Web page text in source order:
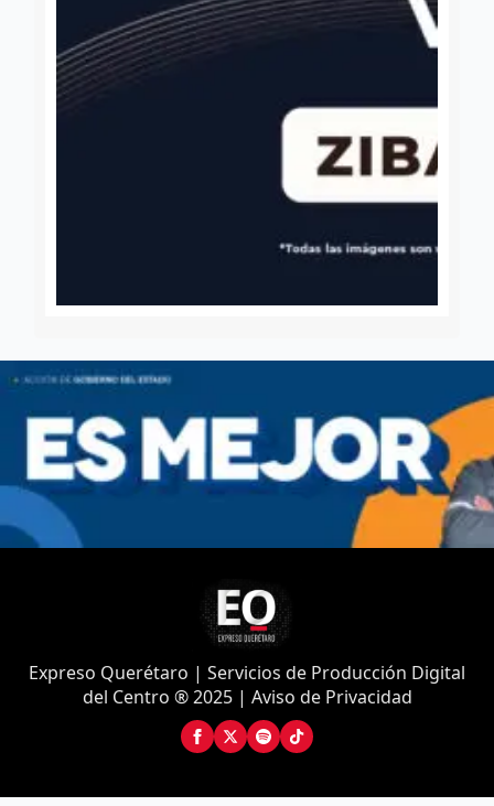
Expreso Querétaro | Servicios de Producción Digital
del Centro ® 2025 | Aviso de Privacidad